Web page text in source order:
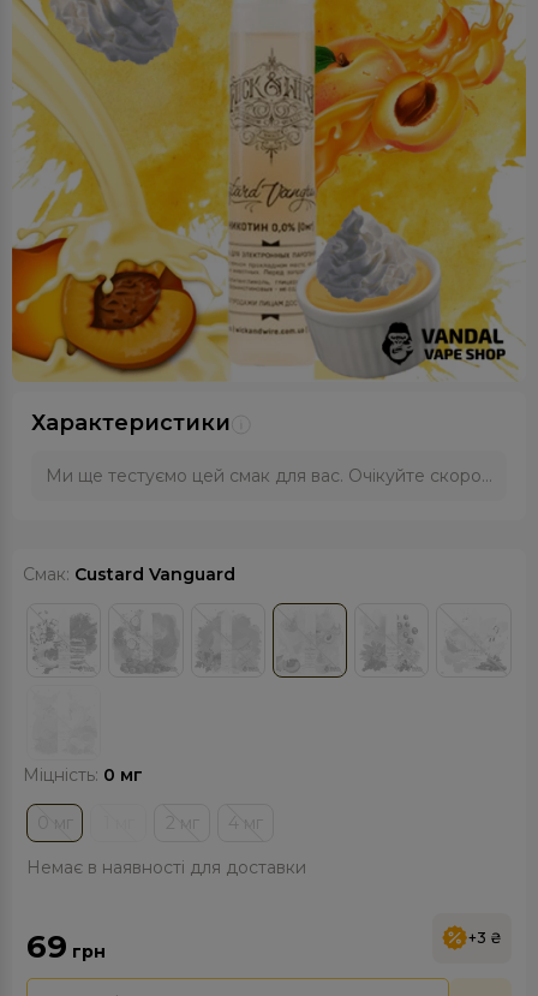
Характеристики
Ми ще тестуємо цей смак для вас. Очікуйте скоро...
Смак: Custard Vanguard
Міцність: 0 мг
Немає в наявності для доставки
69 грн
+3 ₴